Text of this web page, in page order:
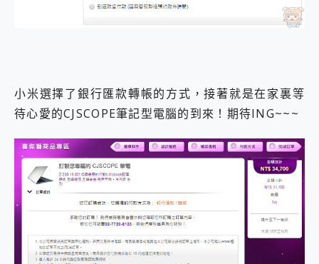
小米選擇了銀行匯款轉帳的方式，接著就是在家裏等
待心愛的CJSCOPE筆記型電腦的到來！期待ING~~~